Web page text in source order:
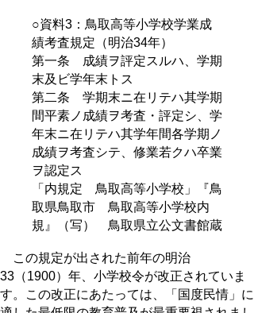
○資料3：鳥取高等小学校学業成
績考査規定（明治34年）
第一条 成績ヲ評定スルハ、学期
末及ビ学年末トス
第二条 学期末ニ在リテハ其学期
間平素ノ成績ヲ考査・評定シ、学
年末ニ在リテハ其学年間各学期ノ
成績ヲ考査シテ、修業若クハ卒業
ヲ認定ス
「内規定 鳥取高等小学校」『鳥
取県鳥取市 鳥取高等小学校内
規』（写） 鳥取県立公文書館蔵
この規定が出された前年の明治
33（1900）年、小学校令が改正されていま
す。この改正にあたっては、「国度民情」に